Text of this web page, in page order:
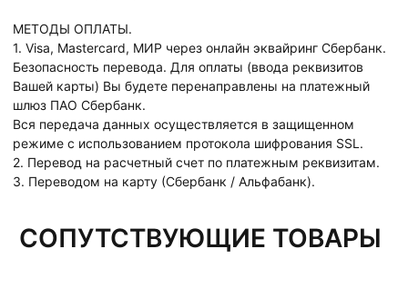
МЕТОДЫ ОПЛАТЫ.
1. Visa, Mastercard, МИР через онлайн эквайринг Сбербанк.
Безопасность перевода. Для оплаты (ввода реквизитов
Вашей карты) Вы будете перенаправлены на платежный
шлюз ПАО Сбербанк.
Вся передача данных осуществляется в защищенном
режиме с использованием протокола шифрования SSL.
2. Перевод на расчетный счет по платежным реквизитам.
3. Переводом на карту (Сбербанк / Альфабанк).
СОПУТСТВУЮЩИЕ ТОВАРЫ